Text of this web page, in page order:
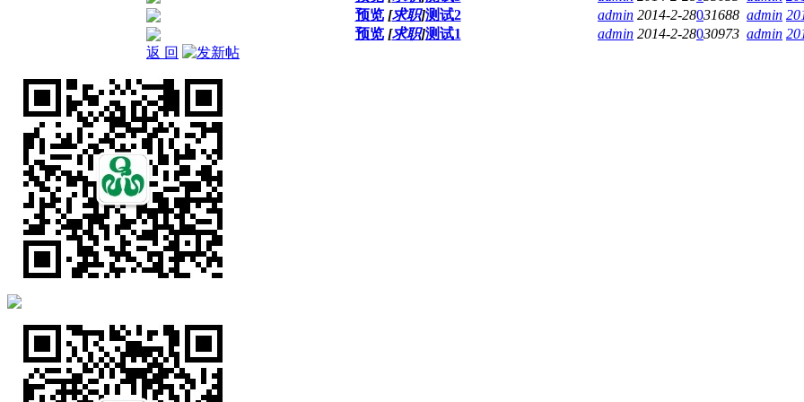
预览 [求职]测试2 admin 2014-2-28031688 admin
预览 [求职]测试1 admin 2014-2-28030973 admin
返 回